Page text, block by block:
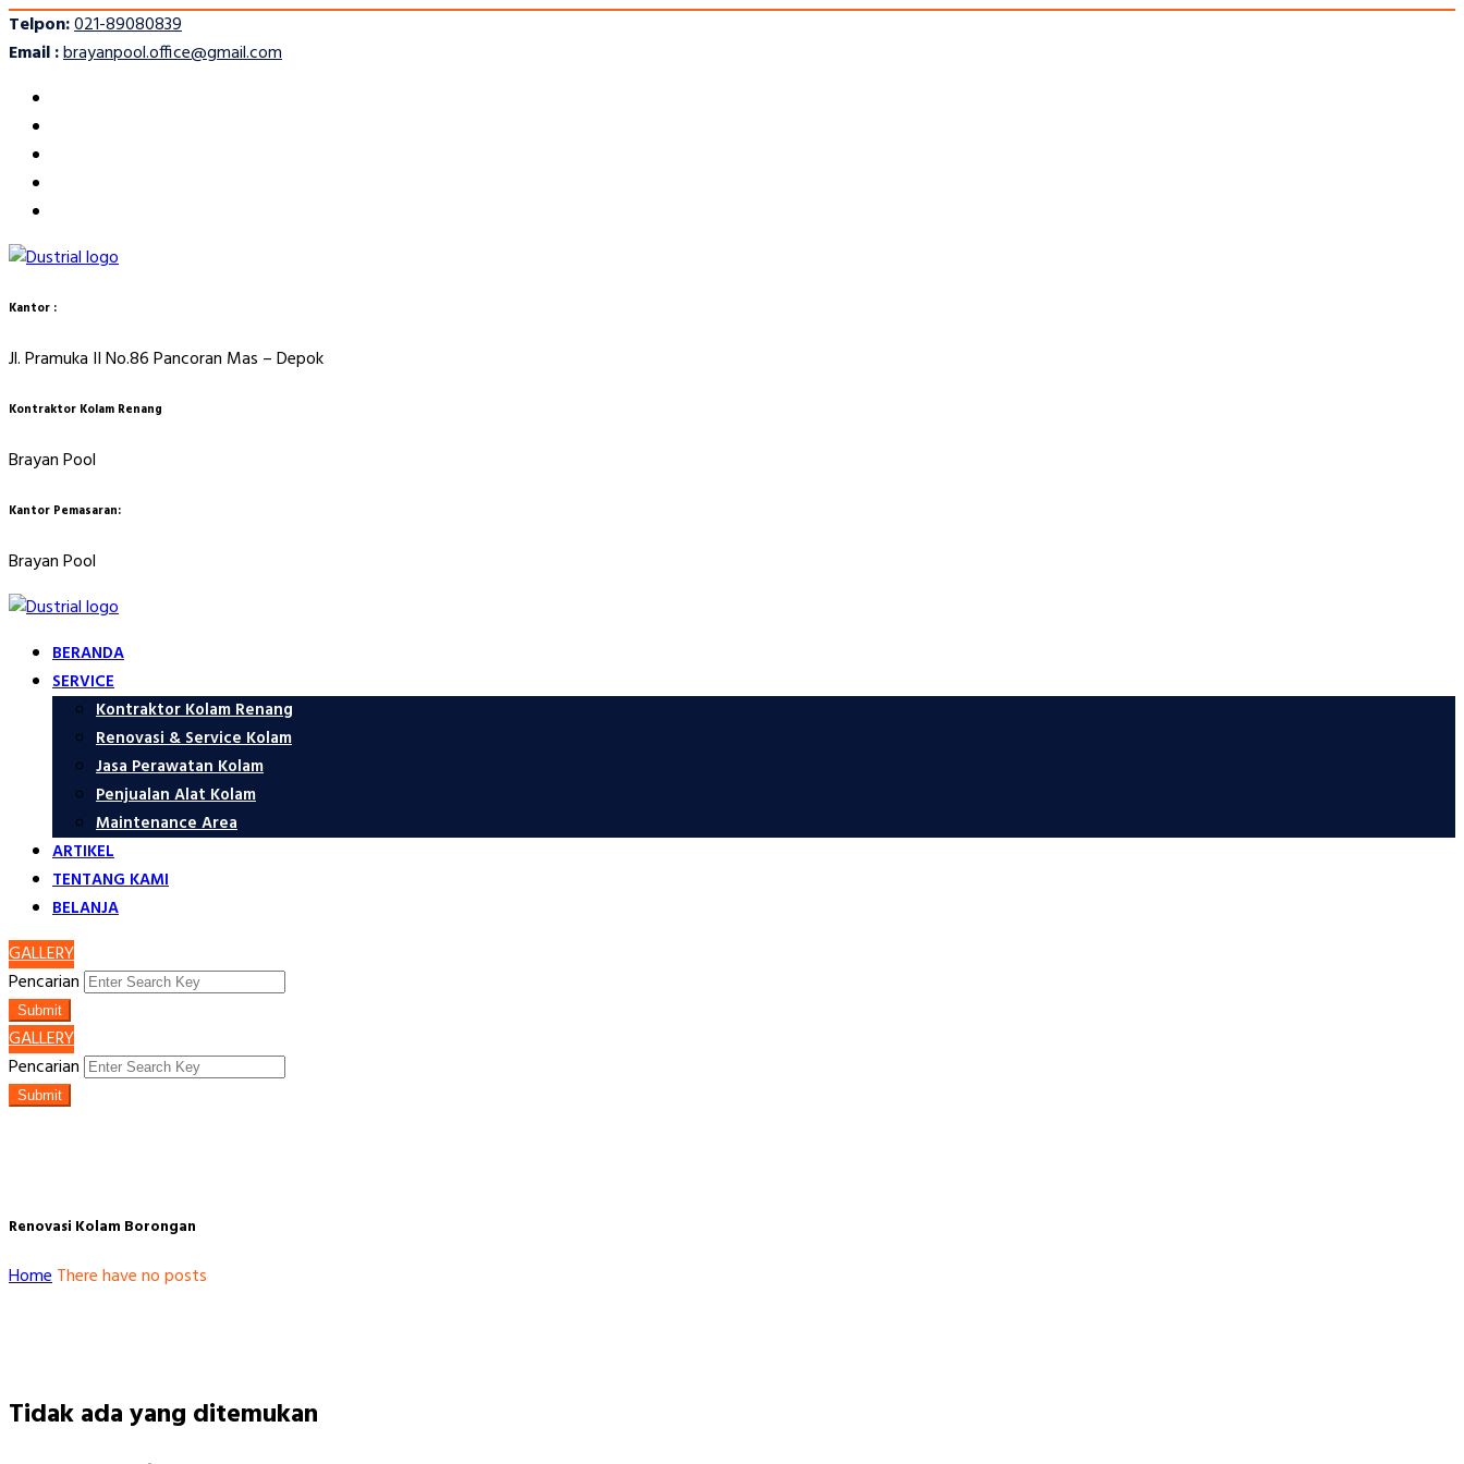
Telpon:021-89080839
Email :brayanpool.office@gmail.com
Kantor :
Jl. Pramuka II No.86 Pancoran Mas – Depok
Kontraktor Kolam Renang
Brayan Pool
Kantor Pemasaran:
Brayan Pool
BERANDA
SERVICE
Kontraktor Kolam Renang
Renovasi & Service Kolam
Jasa Perawatan Kolam
Penjualan Alat Kolam
Maintenance Area
ARTIKEL
TENTANG KAMI
BELANJA
GALLERY
Pencarian
Submit
GALLERY
Pencarian
Submit
Renovasi Kolam Borongan
HomeThere have no posts
Tidak ada yang ditemukan